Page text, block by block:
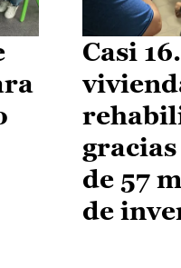
Casi
gracias
de 57
de